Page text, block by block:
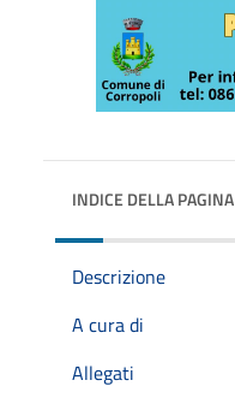
INDICE DELLA PAGINA
Descrizione
A cura di
Allegati